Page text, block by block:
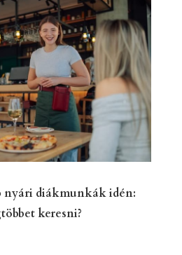
nyári diákmunkák idén:
keresni?